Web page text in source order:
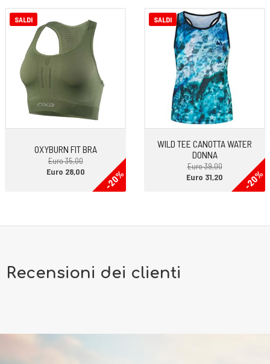
SALDI
OXYBURN FIT BRA
Euro 35,00
-20%
Euro 28,00
SALDI
WILD TEE CANOTTA WATER
DONNA
Euro 39,00
-20%
Euro 31,20
Recensioni dei clienti